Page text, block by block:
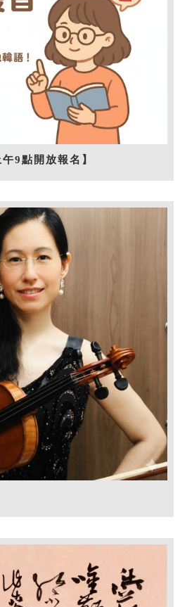
9點開放報名】